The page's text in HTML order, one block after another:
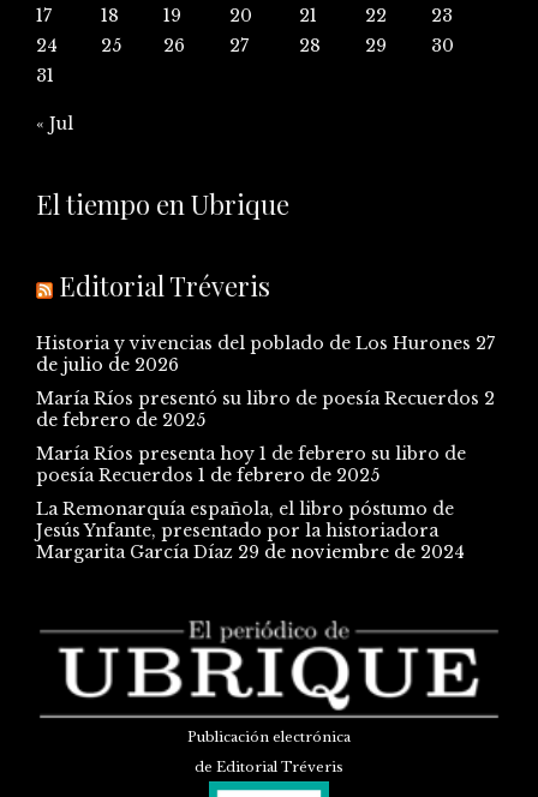
17
18 19 20 21 22
23
24
25 26 27 28 29
30
31
« Jul
El tiempo en Ubrique
Editorial Tréveris
Historia y vivencias del poblado de Los Hurones 27
de julio de 2026
María Ríos presentó su libro de poesía Recuerdos 2
de febrero de 2025
María Ríos presenta hoy 1 de febrero su libro de
poesía Recuerdos 1 de febrero de 2025
La Remonarquía española, el libro póstumo de
Jesús Ynfante, presentado por la historiadora
Margarita García Díaz 29 de noviembre de 2024
Publicación electrónica
de Editorial Tréveris